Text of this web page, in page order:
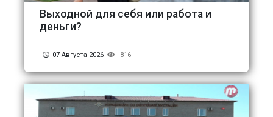
Выходной для себя или работа и
деньги?
07 Августа 2026 816